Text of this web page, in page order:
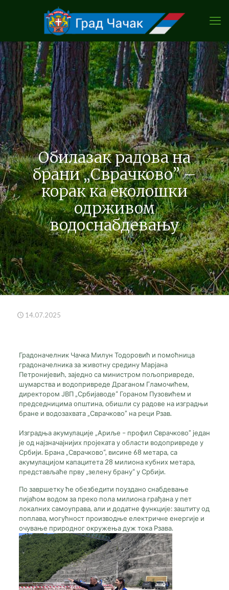
Обилазак радова на
брани „Сврачково” –
корак ка еколошки
одрживом
водоснабдевању
14.07.2025
Градоначелник Чачка Милун Тодоровић и помоћница
градоначелника за животну средину Марјана
Петронијевић, заједно са министром пољопривреде,
шумарства и водопривреде Драганом Гламочићем,
директором ЈВП „Србијаводе“ Гораном Пузовићем и
председницима општина, обишли су радове на изградњи
бране и водозахвата „Сврачково” на реци Рзав.
Изградња акумулације „Ариље – профил Сврачково” један
је од најзначајнијих пројеката у области водопривреде у
Србији. Брана „Сврачково“, висине 68 метара, са
акумулацијом капацитета 28 милиона кубних метара,
представљаће прву „зелену брану“ у Србији.
По завршетку ће обезбедити поуздано снабдевање
пијаћом водом за преко пола милиона грађана у пет
локалних самоуправа, али и додатне функције: заштиту од
поплава, могућност производње електричне енергије и
очување природног окружења дуж тока Рзава.